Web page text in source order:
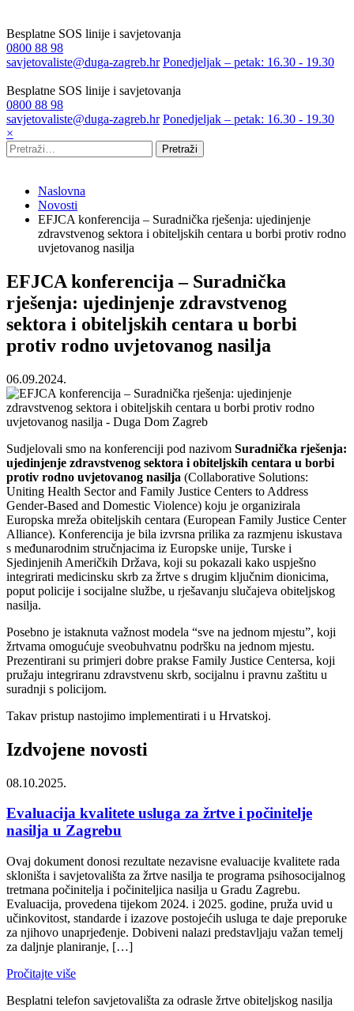
Besplatne SOS linije i savjetovanja
0800 88 98
savjetovaliste@duga-zagreb.hr Ponedjeljak – petak: 16.30 - 19.30
Besplatne SOS linije i savjetovanja
0800 88 98
savjetovaliste@duga-zagreb.hr Ponedjeljak – petak: 16.30 - 19.30
×
Pretraži
Naslovna
Novosti
EFJCA konferencija – Suradnička rješenja: ujedinjenje
zdravstvenog sektora i obiteljskih centara u borbi protiv rodno
uvjetovanog nasilja
EFJCA konferencija – Suradnička
rješenja: ujedinjenje zdravstvenog
sektora i obiteljskih centara u borbi
protiv rodno uvjetovanog nasilja
06.09.2024.
Sudjelovali smo na konferenciji pod nazivom Suradnička rješenja:
ujedinjenje zdravstvenog sektora i obiteljskih centara u borbi
protiv rodno uvjetovanog nasilja (Collaborative Solutions:
Uniting Health Sector and Family Justice Centers to Address
Gender-Based and Domestic Violence) koju je organizirala
Europska mreža obiteljskih centara (European Family Justice Center
Alliance). Konferencija je bila izvrsna prilika za razmjenu iskustava
s međunarodnim stručnjacima iz Europske unije, Turske i
Sjedinjenih Američkih Država, koji su pokazali kako uspješno
integrirati medicinsku skrb za žrtve s drugim ključnim dionicima,
poput policije i socijalne službe, u rješavanju slučajeva obiteljskog
nasilja.
Posebno je istaknuta važnost modela “sve na jednom mjestu”, koji
žrtvama omogućuje sveobuhvatnu podršku na jednom mjestu.
Prezentirani su primjeri dobre prakse Family Justice Centersa, koji
pružaju integriranu zdravstvenu skrb, socijalnu i pravnu zaštitu u
suradnji s policijom.
Takav pristup nastojimo implementirati i u Hrvatskoj.
Izdvojene novosti
08.10.2025.
Evaluacija kvalitete usluga za žrtve i počinitelje
nasilja u Zagrebu
Ovaj dokument donosi rezultate nezavisne evaluacije kvalitete rada
skloništa i savjetovališta za žrtve nasilja te programa psihosocijalnog
tretmana počinitelja i počiniteljica nasilja u Gradu Zagrebu.
Evaluacija, provedena tijekom 2024. i 2025. godine, pruža uvid u
učinkovitost, standarde i izazove postojećih usluga te daje preporuke
za njihovo unaprjeđenje. Dobiveni nalazi predstavljaju važan temelj
za daljnje planiranje, […]
Pročitajte više
Besplatni telefon savjetovališta za odrasle žrtve obiteljskog nasilja